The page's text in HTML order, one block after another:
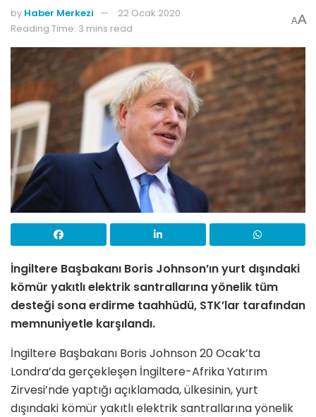
by Haber Merkezi
22 Ocak 2020
Reading Time: 3 mins read
AA
İngiltere Başbakanı Boris Johnson’ın yurt dışındaki
kömür yakıtlı elektrik santrallarına yönelik tüm
desteği sona erdirme taahhüdü, STK’lar tarafından
memnuniyetle karşılandı.
İngiltere Başbakanı Boris Johnson 20 Ocak’ta
Londra’da gerçekleşen İngiltere-Afrika Yatırım
Zirvesi’nde yaptığı açıklamada, ülkesinin, yurt
dışındaki kömür yakıtlı elektrik santrallarına yönelik